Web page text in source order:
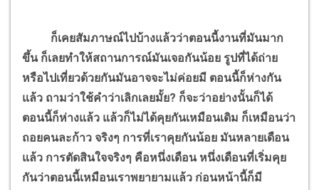
ก็เคยสัมภาษณ์ไปบ้างแล้วว่าตอนนี้งานที่มันมาก
ขึ้น ก็เลยทำให้สถานการณ์มันเจอกันน้อย รูปที่ได้ถ่าย
หรือไปเที่ยวด้วยกันมันอาจจะไม่ค่อยมี ตอนนี้ก็ห่างกัน
แล้ว ถามว่าใช้คำว่าเลิกเลยมั้ย? ก็จะว่าอย่างนั้นก็ได้
ตอนนี้ก็ห่างแล้ว แล้วก็ไม่ได้คุยกันเหมือนเดิม ก็เหมือนว่า
ถอยคนละก้าว จริงๆ การที่เราคุยกันน้อย มันหลายเดือน
แล้ว การตัดสินใจจริงๆ คือหนึ่งเดือน หนึ่งเดือนที่เริ่มคุย
กันว่าตอนนี้เหมือนเราพยายามแล้ว ก่อนหน้านี้ก็มี